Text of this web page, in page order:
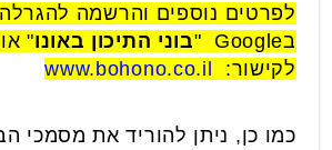
לפרטים נוספים והרשמה
בGoogle "
בוני התיכון באונו"
לקישור: www.bohono.co.il
כמו כן, ניתן להוריד את מסמכי